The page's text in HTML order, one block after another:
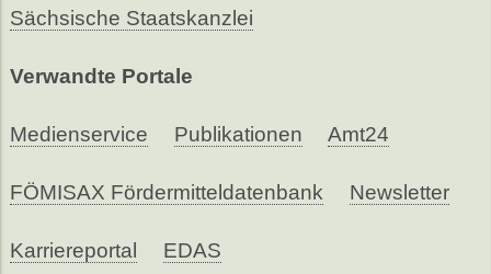
Sächsische Staatskanzlei
Verwandte Portale
Medienservice Publikationen Amt24
FÖMISAX Fördermitteldatenbank Newsletter
Karriereportal EDAS